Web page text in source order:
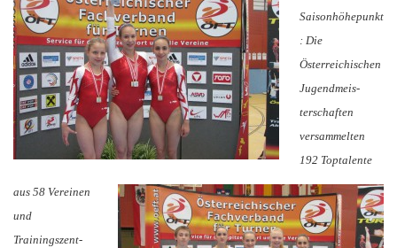
Saisonhöhepunkt
: Die
Österreichischen
Jugendmeis-
terschaften
versammelten
192 Toptalente
aus 58 Vereinen
und
Trainingszent-